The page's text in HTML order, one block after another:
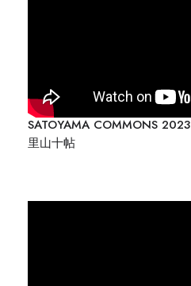
SATOYAMA COMMONS 2023
里山十帖